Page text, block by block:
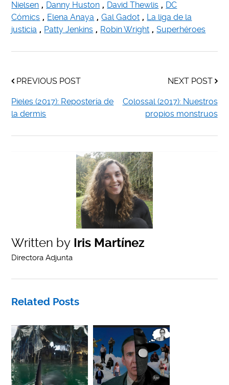
Nielsen , Danny Huston , David Thewlis , DC
Cómics , Elena Anaya , Gal Gadot , La liga de la
justicia , Patty Jenkins , Robin Wright , Superhéroes
PREVIOUS POST
Pieles (2017): Repostería de
la dermis
NEXT POST
Colossal (2017): Nuestros
propios monstruos
Written by Iris Martínez
Directora Adjunta
Related Posts